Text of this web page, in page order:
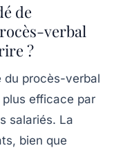
de
verbal
?
du procès-verbal
efficace par
salariés. La
bien que